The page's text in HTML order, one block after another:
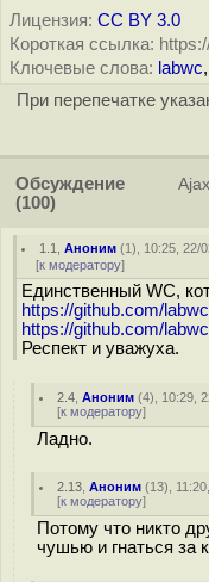
Лицензия: CC BY 3.0
Короткая ссылка:
Ключевые слова: labwc,
При перепечатке
Обсуждение
(100)
Ajax
1.1 ,Аноним (1), 10:25, 22/
[к модератору]
Единственный WC,
https://github.com/
https://github.com/
Респект и уважуха.
2.4 ,Аноним (4), 10:29,
[к модератору]
Ладно.
2.13 ,Аноним (13),
[к модератору]
Потому что никто
чушью и гнаться за